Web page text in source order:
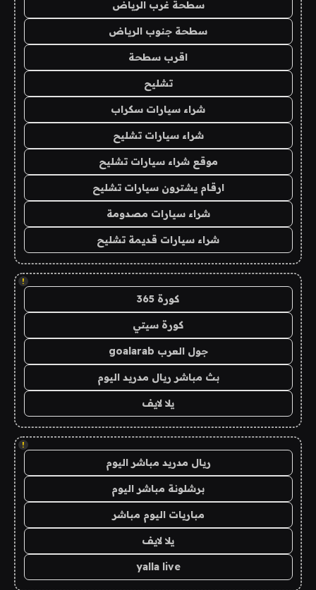
سطحة غرب الرياض
سطحة جنوب الرياض
اقرب سطحة
تشليح
شراء سيارات سكراب
شراء سيارات تشليح
موقع شراء سيارات تشليح
ارقام يشترون سيارات تشليح
شراء سيارات مصدومة
شراء سيارات قديمة تشليح
!
كورة 365
كورة سيتي
جول العرب goalarab
بث مباشر ريال مدريد اليوم
يلا لايف
!
ريال مدريد مباشر اليوم
برشلونة مباشر اليوم
مباريات اليوم مباشر
يلا لايف
yalla live